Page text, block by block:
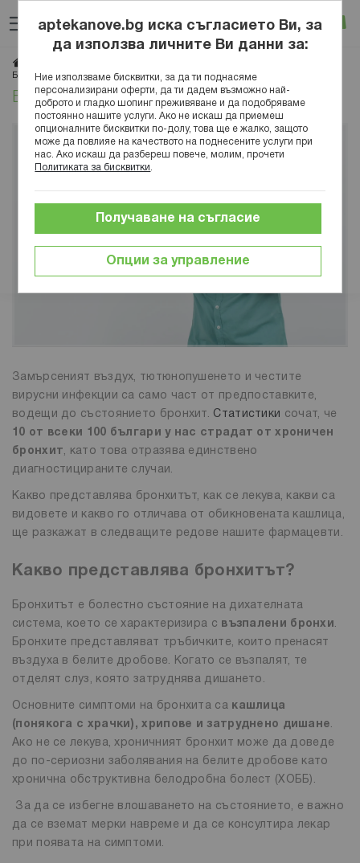
към
съдържанието
Вход
Бронхит: видове, симптоми и лечение
Бронхит: видове, симптоми и лечение
Замърсеният въздух, тютюнопушенето и честите
вирусни инфекции са само част от предпоставките,
водещи до състоянието бронхит. Статистики сочат, че
10 от всеки 100 българи у нас страдат от хроничен
бронхит, като това отразява единствено
диагностицираните случаи.
Какво представлява бронхитът, как се лекува, какви са
видовете и какво го отличава от обикновената кашлица,
ще разкажат в следващите редове нашите фармацевти.
Какво представлява бронхитът?
Бронхитът е болестно състояние на дихателната
система, което се характеризира с възпалени бронхи.
Бронхите представляват тръбичките, които пренасят
въздуха в белите дробове. Когато се възпалят, те
отделят слуз, която затруднява дишането.
Основните симптоми на бронхита са кашлица
(понякога с храчки), хрипове и затруднено дишане.
Ако не се лекува, хроничният бронхит може да доведе
до по-сериозни заболявания на белите дробове като
хронична обструктивна белодробна болест (ХОББ).
За да се избегне влошаването на състоянието, е важно
да се вземат мерки навреме и да се консултира лекар
при появата на симптоми.
aptekanove.bg иска съгласието Ви, за
да използва личните Ви данни за:
Ние използваме бисквитки, за да ти поднасяме
персонализирани оферти, да ти дадем възможно най-
доброто и гладко шопинг преживяване и да подобряваме
постоянно нашите услуги. Ако не искаш да приемеш
опционалните бисквитки по-долу, това ще е жалко, защото
може да повлияе на качеството на поднесените услуги при
нас. Ако искаш да разбереш повече, молим, прочети
Политиката за бисквитки
Опции за управление
Получаване на съгласие